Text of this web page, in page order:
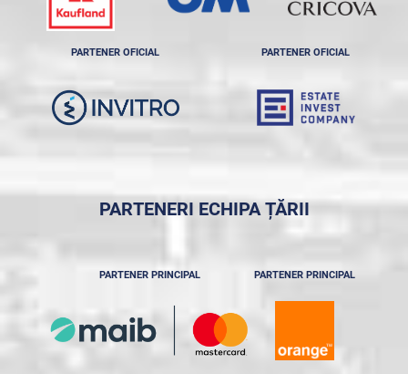
PARTENER OFICIAL PARTENER OFICIAL
PARTENERI ECHIPA ȚĂRII
PARTENER PRINCIPAL PARTENER PRINCIPAL